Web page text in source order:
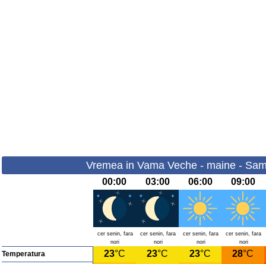
Vremea in Vama Veche - maine -
00:00 03:00 06:00 09:00
cer senin, fara
nori
cer senin, fara
nori
cer senin, fara
nori
cer senin, fara
nori
Temperatura 23°C 23°C 23°C 28°C